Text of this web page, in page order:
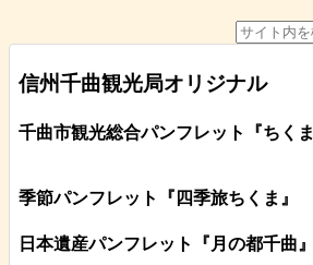
信州千曲観光局オリジナル
千曲市観光総合パンフレット 『ちくま
季節パンフレット『四季旅ちくま』
日本遺産パンフレット 『月の都千曲 』